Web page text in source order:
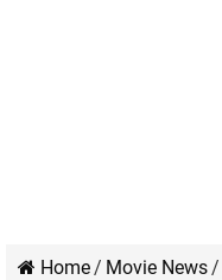
Home/ Movie News/